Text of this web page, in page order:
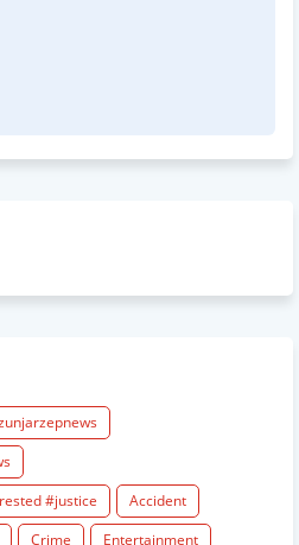
#justice
Accident
Crime Entertainment